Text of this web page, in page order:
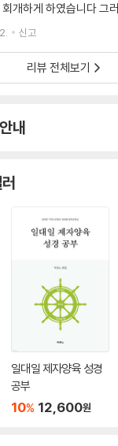
니다 그러는 동안 가슴의 궁금함과
게 하였습니다 하여 "어 성경이 읽어지
신고
리뷰 전체보기
내
일대일 제자양육 성경
공부
10% 12,600원